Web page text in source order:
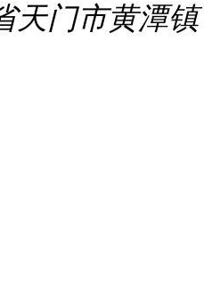
天门市黄潭镇